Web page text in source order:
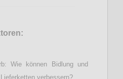
Wie können Bidlung und
verbessern?